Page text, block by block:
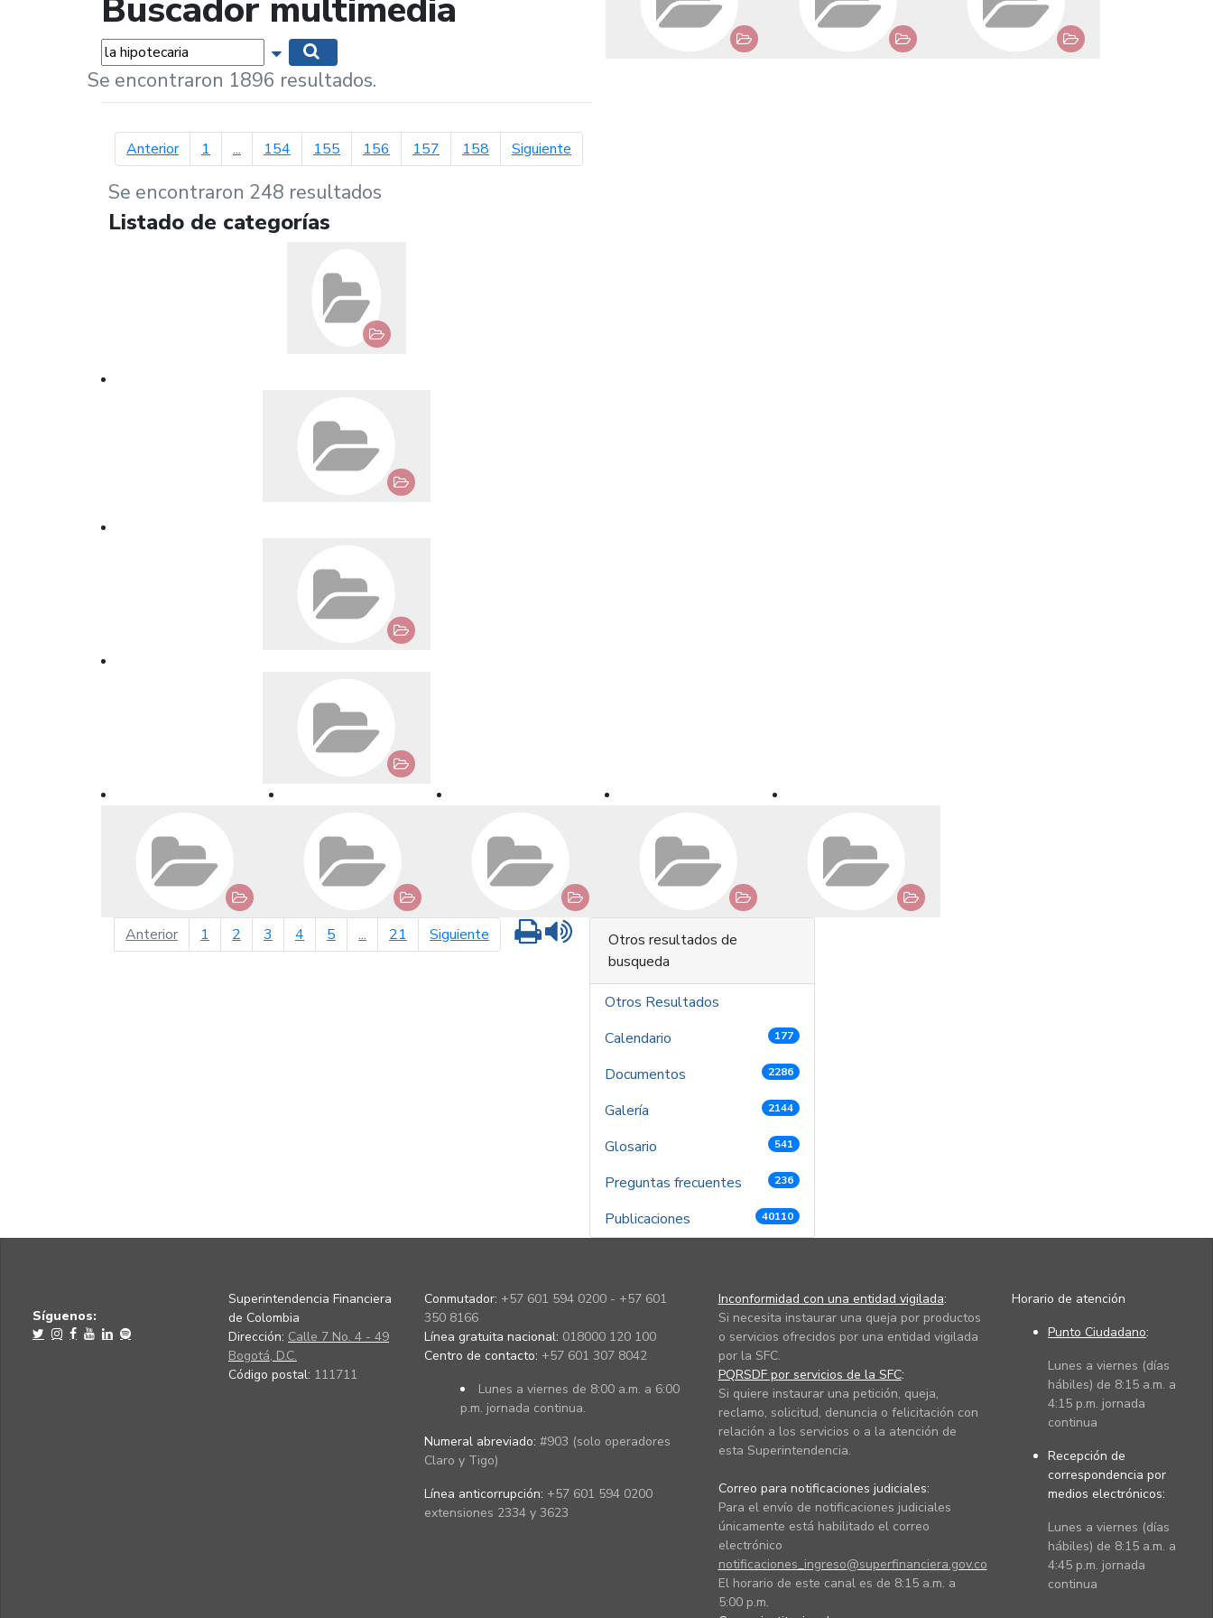
Buscador multimedia
Palabras... Mostrar opciones de búsqueda
Se encontraron 1896 resultados.
Anteriorpágina anterior
1 ... 154 155 156 157 158 Siguiente
Se encontraron 248 resultados
Listado de categorías
Anteriorpágina anterior
1 2 3 4 5 ... 21 Siguiente página siguiente
Imprimir
Otros resultados de
busqueda
Otros Resultados
Calendario
177
Documentos 2286
Galería 2144
Glosario 541
Preguntas frecuentes 236
Publicaciones 40110
Síguenos:
Superintendencia Financiera
de Colombia
Dirección: Calle 7 No. 4 - 49
Bogotá, D.C.
Código postal: 111711
Conmutador: +57 601 594 0200 - +57 601
350 8166
Línea gratuita nacional: 018000 120 100
Centro de contacto: +57 601 307 8042
Lunes a viernes de 8:00 a.m. a 6:00
p.m. jornada continua.
Numeral abreviado: #903 (solo operadores
Claro y Tigo)
Línea anticorrupción: +57 601 594 0200
extensiones 2334 y 3623
Inconformidad con una entidad vigilada:
Si necesita instaurar una queja por productos
o servicios ofrecidos por una entidad vigilada
por la SFC.
PQRSDF por servicios de la SFC:
Si quiere instaurar una petición, queja,
reclamo, solicitud, denuncia o felicitación con
relación a los servicios o a la atención de
esta Superintendencia.
Correo para notificaciones judiciales:
Para el envío de notificaciones judiciales
únicamente está habilitado el correo
electrónico
notificaciones_ingreso@superfinanciera.gov.co
El horario de este canal es de 8:15 a.m. a
5:00 p.m.
Horario de atención
Punto Ciudadano:
Lunes a viernes (días
hábiles) de 8:15 a.m. a
4:15 p.m. jornada
continua
Recepción de
correspondencia por
medios electrónicos:
Lunes a viernes (días
hábiles) de 8:15 a.m. a
4:45 p.m. jornada
continua